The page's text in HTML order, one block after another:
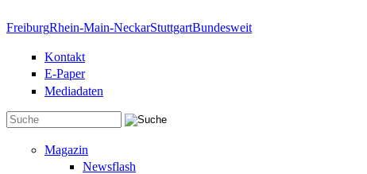
FreiburgRhein-Main-NeckarStuttgartBundesweit
Kontakt
E-Paper
Mediadaten
Magazin
Newsflash